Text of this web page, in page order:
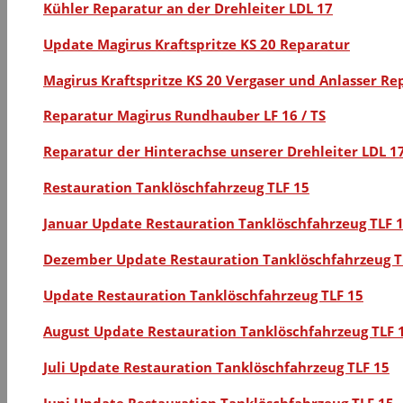
Kühler Reparatur an der Drehleiter LDL 17
Update Magirus Kraftspritze KS 20 Reparatur
Magirus Kraftspritze KS 20 Vergaser und Anlasser
Reparatur Magirus Rundhauber LF 16 / TS
Reparatur der Hinterachse unserer Drehleiter LDL
Restauration Tanklöschfahrzeug TLF 15
Januar Update Restauration Tanklöschfahrzeug TLF
Dezember Update Restauration Tanklöschfahrzeug
Update Restauration Tanklöschfahrzeug TLF 15
August Update Restauration Tanklöschfahrzeug TLF
Juli Update Restauration Tanklöschfahrzeug TLF 15